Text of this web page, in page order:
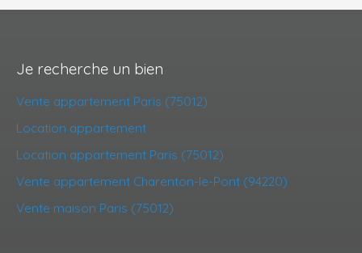
Je recherche un bien
Vente appartement Paris (75012)
Location appartement
Location appartement Paris (75012)
Vente appartement Charenton-le-Pont (94220)
Vente maison Paris (75012)